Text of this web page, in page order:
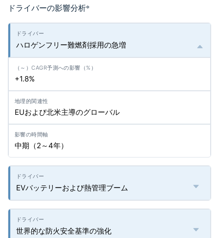
ドライバーの影響分析*
ハロゲンフリー難燃剤採用の急増
+1.8%
EUおよび北米主導のグローバル
中期（2～4年）
EVバッテリーおよび熱管理ブーム
世界的な防火安全基準の強化